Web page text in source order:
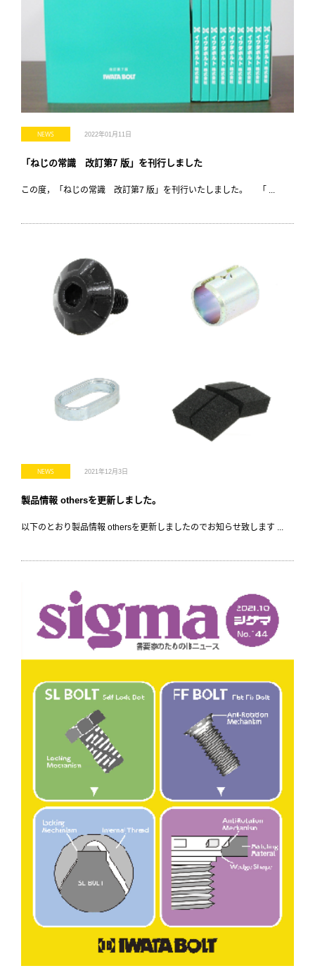
NEWS 2022年01月11日
「ねじの常識 改訂第7 版」を刊行しました
この度，「ねじの常識 改訂第7 版」を刊行いたしました。 「 ...
NEWS 2021年12月3日
製品情報 othersを更新しました。
以下のとおり製品情報 othersを更新しましたのでお知らせ致します ...